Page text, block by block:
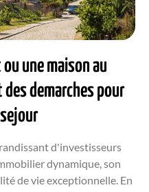
une maison au
demarches pour
d'investisseurs
dynamique, son
de vie exceptionnelle. En